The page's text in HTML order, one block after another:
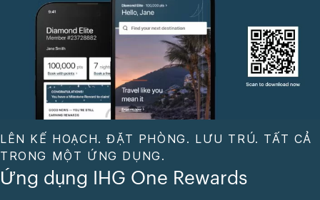
LÊN KẾ HOẠCH. ĐẶT PHÒNG. LƯU TRÚ. TẤT CẢ
TRONG MỘT ỨNG DỤNG.
Ứng dụng IHG One Rewards